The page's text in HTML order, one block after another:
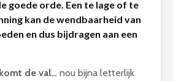
goede orde. Een te lage of te
kan de wendbaarheid van
en dus bijdragen aan een
de val… nou bijna letterlijk